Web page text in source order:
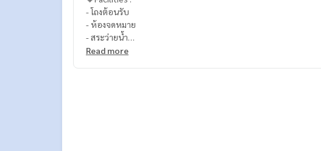
- โถงต้อนรับ
- ห้องจดหมาย
- สระว่ายน้ำ
- ฟิตเนส
Read more